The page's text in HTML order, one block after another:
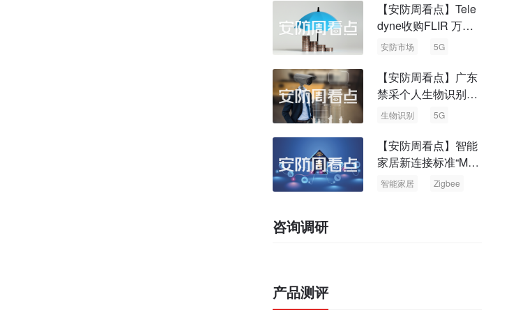
【安防周看点】Tele
dyne收购FLIR 万物
云新品牌“万御安防”
安防市场 5G
【安防周看点】广东
禁采个人生物识别信
息 中国5G基站占全
生物识别 5G
【安防周看点】智能
家居新连接标准“Matt
er” Zigbee联盟更名
智能家居 Zigbee
咨询调研
产品测评